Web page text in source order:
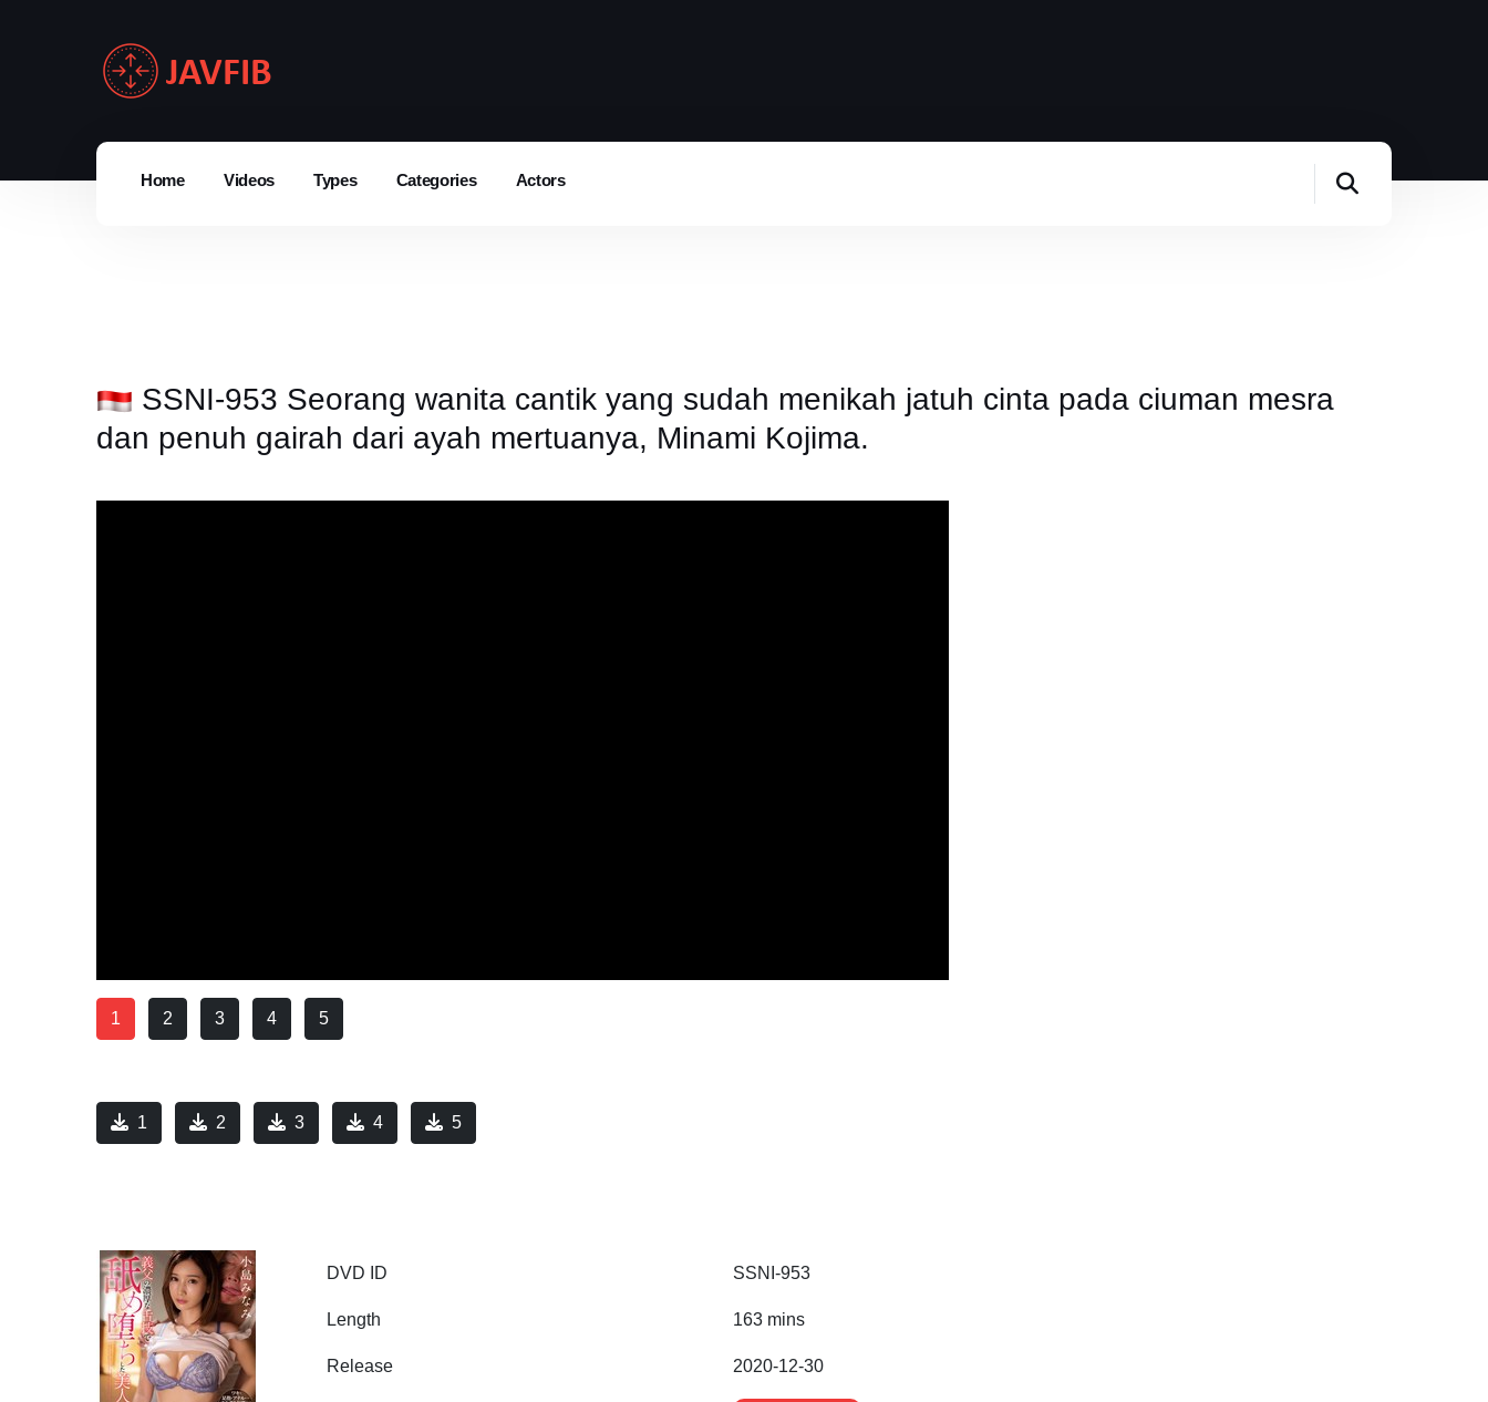
Home Videos Types Categories Actors
SSNI-953 Seorang wanita cantik yang sudah menikah jatuh cinta pada ciuman mesra
dan penuh gairah dari ayah mertuanya, Minami Kojima.
1 2 3 4 5
1 2 3 4 5
DVD ID SSNI-953
Length 163 mins
Release 2020-12-30